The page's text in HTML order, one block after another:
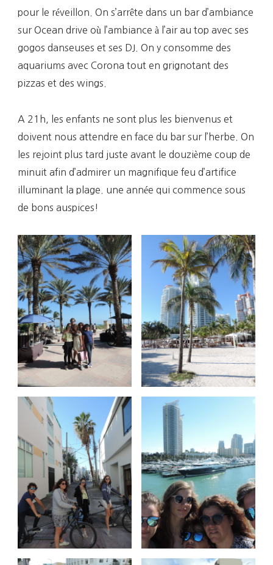
pour le réveillon. On s’arrête dans un bar d’ambiance
sur Ocean drive où l’ambiance à l’air au top avec ses
gogos danseuses et ses DJ. On y consomme des
aquariums avec Corona tout en grignotant des
pizzas et des wings.
A 21h, les enfants ne sont plus les bienvenus et
doivent nous attendre en face du bar sur l’herbe. On
les rejoint plus tard juste avant le douzième coup de
minuit afin d’admirer un magnifique feu d’artifice
illuminant la plage. une année qui commence sous
de bons auspices!